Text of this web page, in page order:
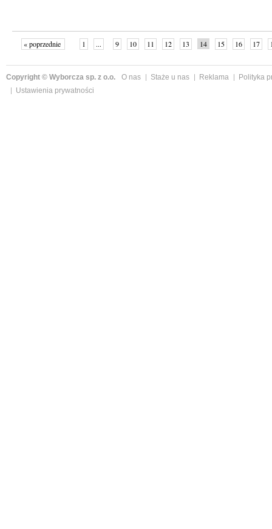
« poprzednie 1 ... 9 10 11 12 13 14 15 16 17
Copyright © Wyborcza sp. z o.o. O nas Staże u nas Reklama
Polityka
Ustawienia prywatności